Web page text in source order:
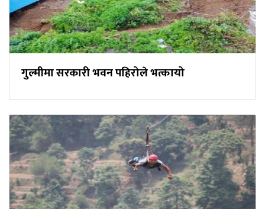
गुल्मीमा सरकारी भवन पहिरोले भत्कायो